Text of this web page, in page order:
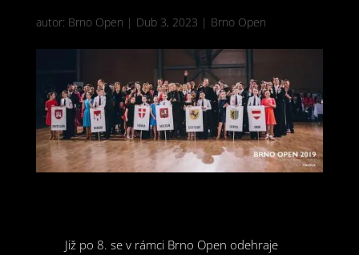
autor: Brno Open | Dub 3, 2023 | Brno Open
Již po 8. se v rámci Brno Open odehraje